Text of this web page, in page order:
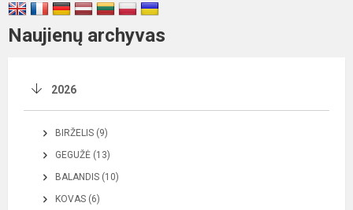
Naujienų archyvas
2026
BIRŽELIS (9)
GEGUŽĖ (13)
BALANDIS (10)
KOVAS (6)